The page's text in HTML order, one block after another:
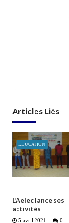
Articles Liés
EDUCATION
L’Aelec lance ses
activités
5 avril 2021
0